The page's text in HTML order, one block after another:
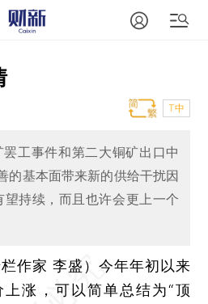
T中
工事件和第二大铜矿出口中
的基本面带来新的供给干扰因
望持续，而且也许会更上一个
作家 李盛） 今年年初以来
上涨，可以简单总结为“顶